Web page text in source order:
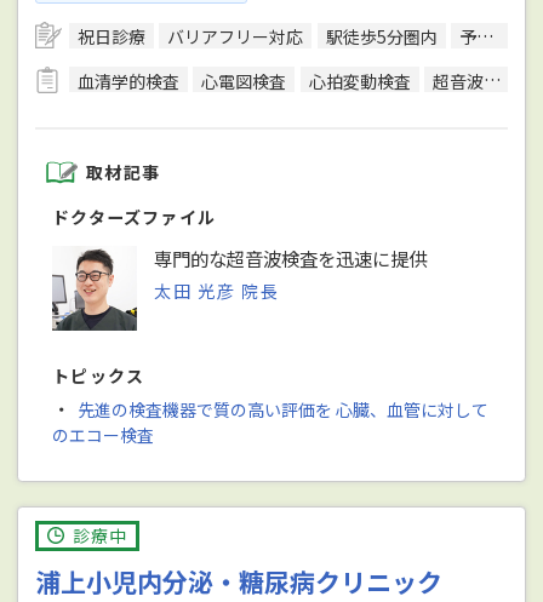
祝日診療 バリアフリー対応 駅徒歩5分圏内 予約可
血清学的検査
心電図検査 心拍変動検査 超音波検査
取材記事
ドクターズファイル
専門的な超音波検査を迅速に提供
太田 光彦 院長
トピックス
・ 先進の検査機器で質の高い評価を 心臓、血管に対して
のエコー検査
診療中
浦上小児内分泌・糖尿病クリニック